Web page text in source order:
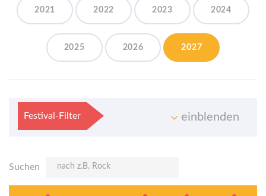
2021 2022 2023 2024
2025 2026 2027
Festival-Filter einblenden
Suchen